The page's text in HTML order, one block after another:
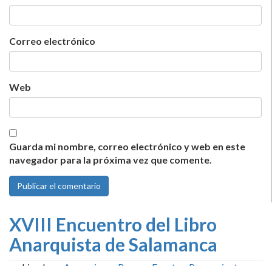
Correo electrónico
Web
Guarda mi nombre, correo electrónico y web en este
navegador para la próxima vez que comente.
XVIII Encuentro del Libro
Anarquista de Salamanca